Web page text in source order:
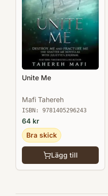
Unite Me
Mafi Tahereh
ISBN: 9781405296243
64 kr
Bra skick
Lägg till